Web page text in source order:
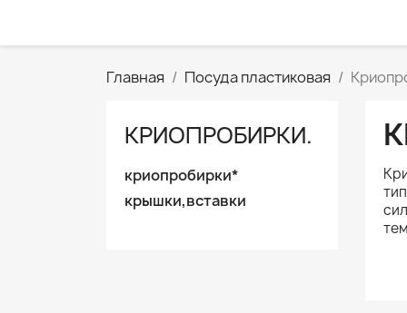
Главная Посуда пластиковая
КРИОПРОБИРКИ.
криопробирки*
крышки,вставки